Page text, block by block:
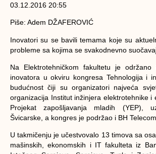
03.12.2016 20:55
Piše: Adem DŽAFEROVIĆ
Inovatori su se bavili temama koje su
probleme sa kojima se svakodnevno
Na Elektrotehničkom fakultetu je održano
inovatora u okviru kongresa Tehnologija i
budućnost čiji su organizatori najveća
organizacija Institut inžinjera elektrotehnike i
Projekat zapošljavanja mladih (YEP),
Švicarske, a kongres je podržao i BH Telecom.
U takmičenju je učestvovalo 13 timova sa
mašinskih, ekonomskih i IT fakulteta iz